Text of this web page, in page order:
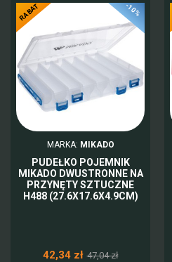
-10%
RABAT
MARKA: MIKADO
PUDEŁKO POJEMNIK
MIKADO DWUSTRONNE NA
PRZYNĘTY SZTUCZNE
H488 (27.6X17.6X4.9CM)
42,34 zł 47,04 zł